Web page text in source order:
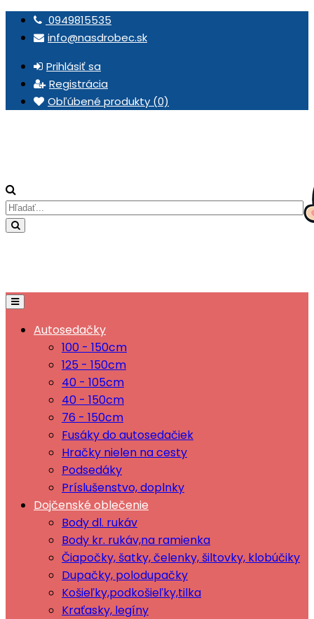
0949815535
info@nasdrobec.sk
Prihlásiť sa
Registrácia
Obľúbené produkty (0)
Autosedačky
100 - 150cm
125 - 150cm
40 - 105cm
40 - 150cm
76 - 150cm
Fusáky do autosedačiek
Hračky nielen na cesty
Podsedáky
Príslušenstvo, doplnky
Dojčenské oblečenie
Body dl. rukáv
Body kr. rukáv,na ramienka
Čiapočky, šatky, čelenky, šiltovky, klobúčiky
Dupačky, polodupačky
Košieľky,podkošieľky,tilka
Kraťasky, legíny